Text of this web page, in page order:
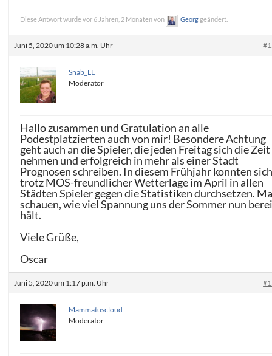
Diese Antwort wurde vor 6 Jahren, 2 Monaten von Georggeändert.
Juni 5, 2020 um 10:28 a.m. Uhr
Snab_LE
Moderator
Hallo zusammen und Gratulation an alle
Podestplatzierten auch von mir! Besondere Achtung
geht auch an die Spieler, die jeden Freitag sich die Zeit
nehmen und erfolgreich in mehr als einer Stadt
Prognosen schreiben. In diesem Frühjahr konnten
trotz MOS-freundlicher Wetterlage im April in allen
Städten Spieler gegen die Statistiken durchsetzen.
schauen, wie viel Spannung uns der Sommer nun
hält.
Viele Grüße,
Oscar
Juni 5, 2020 um 1:17 p.m. Uhr
Mammatuscloud
Moderator